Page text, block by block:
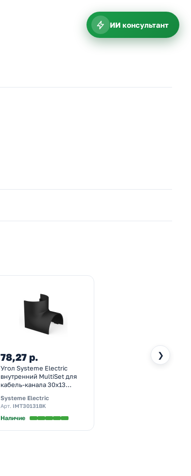
❯
78,27 р.
Угол Systeme Electric
внутренний MultiSet для
кабель-канала 30х13
Systeme Electric
Арт. IMT30131BK
Наличие
ИИ консультант